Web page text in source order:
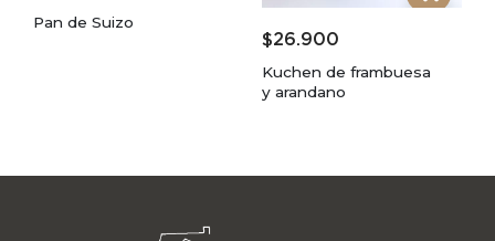
Pan de Suizo
$26.900
Kuchen de frambuesa
y arandano